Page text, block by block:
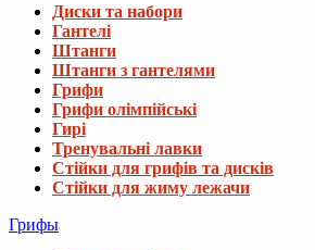
Диски та набори
Гантелі
Штанги
Штанги з гантелями
Грифи
Грифи олімпійські
Гирі
Тренувальні лавки
Стійки для грифів та дисків
Стійки для жиму лежачи
Грифы